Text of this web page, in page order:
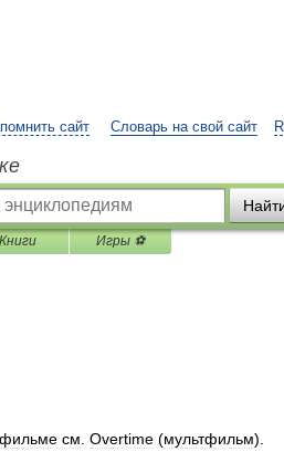
сайт Словарь на свой сайт
Книги Игры ⚽
фильме см Overtime (мультфильм).